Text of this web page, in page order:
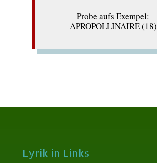
Probe aufs Exempel:
APROPOLLINAIRE (18)
Lyrik in Links